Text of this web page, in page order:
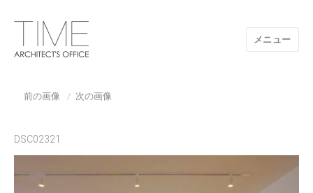
メニュー
前の画像 次の画像
DSC02321